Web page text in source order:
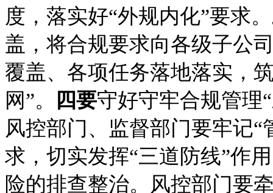
度，落实好“外规内化”要求。
盖，将合规要求向各级子公
覆盖、各项任务落地落实，
网”。
四要守好守牢合规管理
风控部门、监督部门要牢记“
求，切实发挥“三道防线”作
险的排查整治。风控部门要